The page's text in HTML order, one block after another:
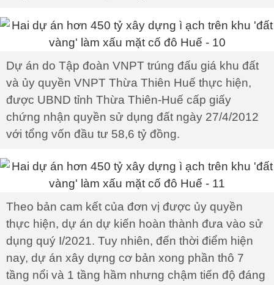
Dự án do Tập đoàn VNPT trúng đấu giá khu đất
và ủy quyền VNPT Thừa Thiên Huế thực hiện,
được UBND tỉnh Thừa Thiên-Huế cấp giấy
chứng nhận quyền sử dụng đất ngày 27/4/2012
với tổng vốn đầu tư 58,6 tỷ đồng.
Theo bản cam kết của đơn vị được ủy quyền
thực hiện, dự án dự kiến hoàn thành đưa vào sử
dụng quý I/2021. Tuy nhiên, đến thời điểm hiện
nay, dự án xây dựng cơ bản xong phần thô 7
tầng nổi và 1 tầng hầm nhưng chậm tiến độ đáng